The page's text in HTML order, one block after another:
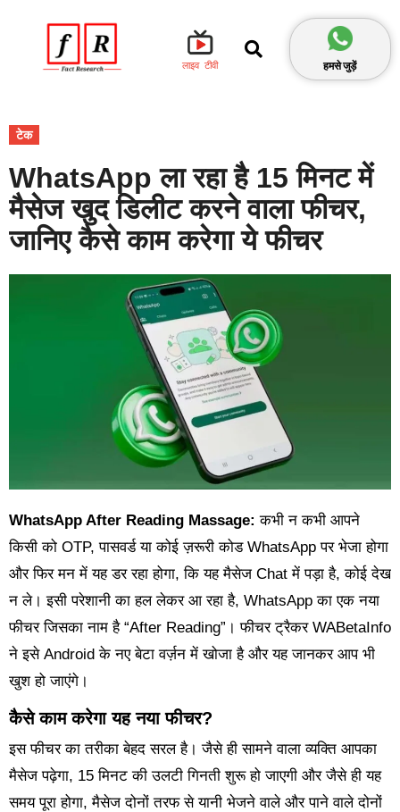
लाइव टीवी हमसे जुड़ें
टेक
WhatsApp ला रहा है 15 मिनट में
मैसेज खुद डिलीट करने वाला फीचर,
जानिए कैसे काम करेगा ये फीचर
WhatsApp After Reading Massage: कभी न कभी आपने
किसी को OTP, पासवर्ड या कोई ज़रूरी कोड WhatsApp पर भेजा होगा
और फिर मन में यह डर रहा होगा, कि यह मैसेज Chat में पड़ा है, कोई देख
न ले। इसी परेशानी का हल लेकर आ रहा है, WhatsApp का एक नया
फीचर जिसका नाम है “After Reading”। फीचर ट्रैकर WABetaInfo
ने इसे Android के नए बेटा वर्ज़न में खोजा है और यह जानकर आप भी
खुश हो जाएंगे।
कैसे काम करेगा यह नया फीचर?
इस फीचर का तरीका बेहद सरल है। जैसे ही सामने वाला व्यक्ति आपका
मैसेज पढ़ेगा, 15 मिनट की उलटी गिनती शुरू हो जाएगी और जैसे ही यह
समय पूरा होगा, मैसेज दोनों तरफ से यानी भेजने वाले और पाने वाले दोनों